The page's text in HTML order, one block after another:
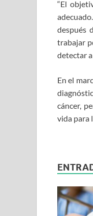
“El
después
trabajar
detectar
En el
cáncer,
vida para